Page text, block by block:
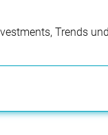
Trends